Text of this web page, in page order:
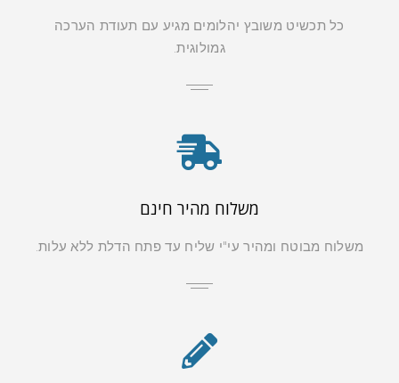
כל תכשיט משובץ יהלומים מגיע עם תעודת הערכה
גמולוגית.
משלוח מהיר חינם
משלוח מבוטח ומהיר עי"י שליח עד פתח הדלת ללא עלות.